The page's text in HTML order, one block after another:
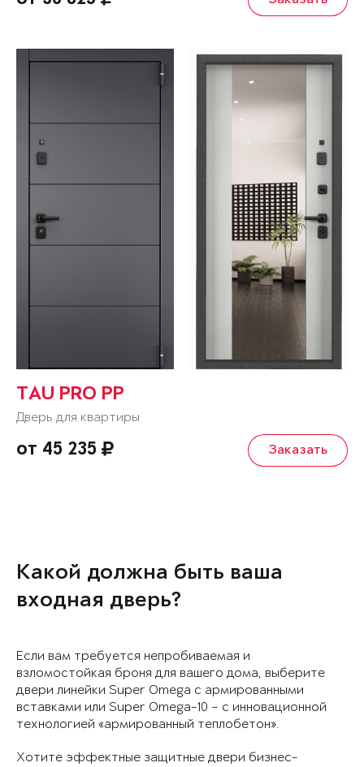
TAU PRO PP
Дверь для квартиры
от 45 235 Заказать
Какой должна быть ваша
входная дверь?
Если вам требуется непробиваемая и
взломостойкая броня для вашего дома, выберите
двери линейки Super Omega с армированными
вставками или Super Omega-10 – с инновационной
технологией «армированный теплобетон».
Хотите эффектные защитные двери бизнес-